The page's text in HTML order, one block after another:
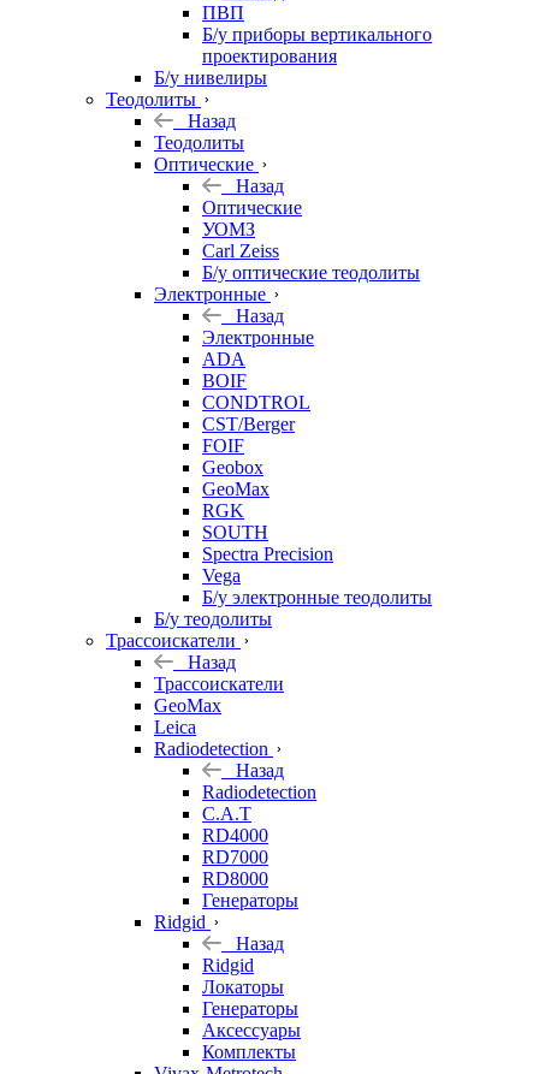
ПВП
Б/у приборы вертикального
проектирования
Б/у нивелиры
Теодолиты
Назад
Теодолиты
Оптические
Назад
Оптические
УОМЗ
Carl Zeiss
Б/у оптические теодолиты
Электронные
Назад
Электронные
ADA
BOIF
CONDTROL
CST/Berger
FOIF
Geobox
GeoMax
RGK
SOUTH
Spectra Precision
Vega
Б/у электронные теодолиты
Б/у теодолиты
Трассоискатели
Назад
Трассоискатели
GeoMax
Leica
Radiodetection
Назад
Radiodetection
C.A.T
RD4000
RD7000
RD8000
Генераторы
Ridgid
Назад
Ridgid
Локаторы
Генераторы
Аксессуары
Комплекты